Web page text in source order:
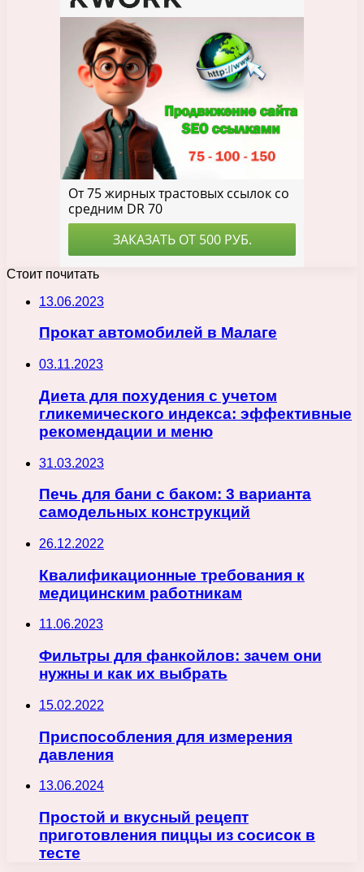
Стоит почитать
13.06.2023
Прокат автомобилей в Малаге
03.11.2023
Диета для похудения с учетом
гликемического индекса: эффективные
рекомендации и меню
31.03.2023
Печь для бани с баком: 3 варианта
самодельных конструкций
26.12.2022
Квалификационные требования к
медицинским работникам
11.06.2023
Фильтры для фанкойлов: зачем они
нужны и как их выбрать
15.02.2022
Приспособления для измерения
давления
13.06.2024
Простой и вкусный рецепт
приготовления пиццы из сосисок в
тесте